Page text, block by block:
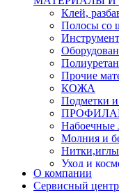
Клей,
Полосы со
Прочие
КОЖА
Подметки
Набоечные
Молния и
Уход и
Кнопки
Пряжки для
О компании
Сервисный центр